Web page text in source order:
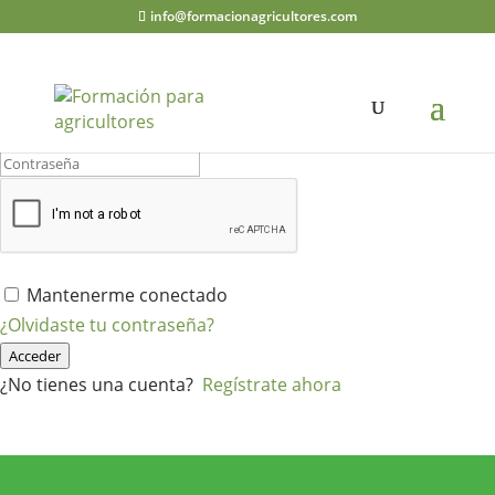
info@formacionagricultores.com
¡Hola, bienvenido de nuevo!
Mantenerme conectado
¿Olvidaste tu contraseña?
Acceder
¿No tienes una cuenta? Regístrate ahora